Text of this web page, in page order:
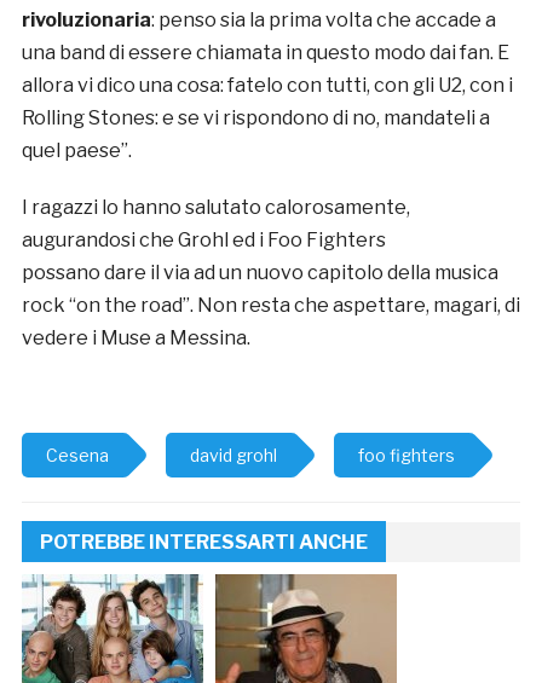
rivoluzionaria: penso sia la prima volta che accade a
una band di essere chiamata in questo modo dai fan. E
allora vi dico una cosa: fatelo con tutti, con gli U2, con i
Rolling Stones: e se vi rispondono di no, mandateli a
quel paese”.
I ragazzi lo hanno salutato calorosamente,
augurandosi che Grohl ed i Foo Fighters
possano dare il via ad un nuovo capitolo della musica
rock “on the road”. Non resta che aspettare, magari, di
vedere i Muse a Messina.
Cesena david grohl foo fighters
POTREBBE INTERESSARTI ANCHE